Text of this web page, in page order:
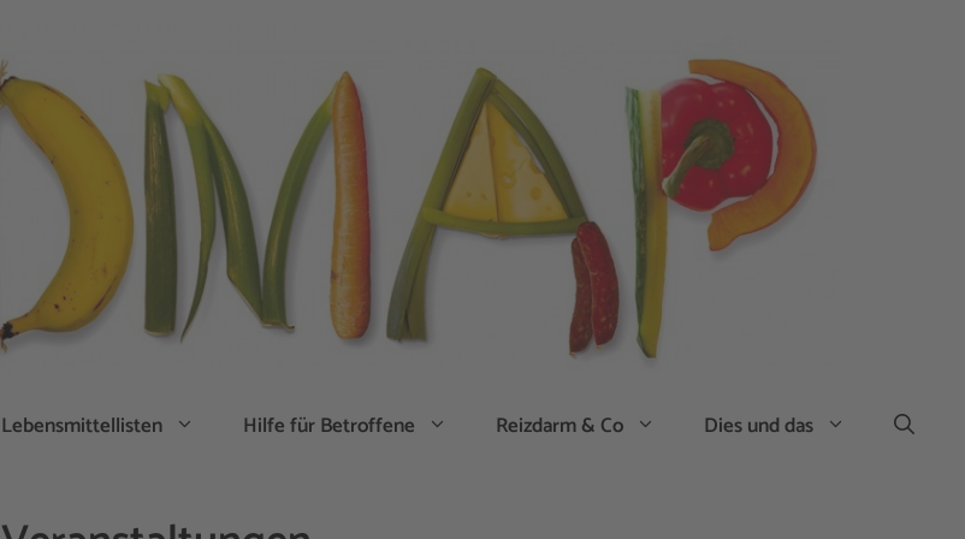
Lebensmittellisten Hilfe für Betroffene Reizdarm & Co Dies und das